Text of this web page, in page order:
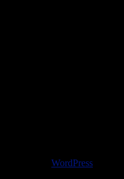
WordPress